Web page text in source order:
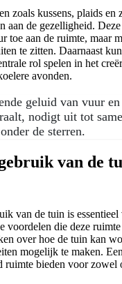
zoals kussens, plaids en
aan de gezelligheid.
toe aan de ruimte, maar
te zitten. Daarnaast
rol spelen in het
avonden.
geluid van vuur
nodigt uit tot
de sterren.
van de
van de tuin is essentieel
voordelen die deze
over hoe de tuin kan
mogelijk te maken.
ruimte bieden voor zowel